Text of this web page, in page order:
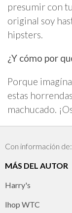
presumir con
original soy
hipsters.
¿Y cómo por
Porque
estas
machucado.
Con información
MÁS DEL AUTOR
Harry's
Ihop WTC